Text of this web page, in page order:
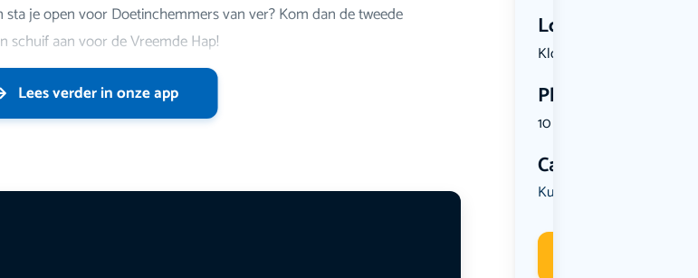
Locatie
Klootsemas...
Plekken
10 plekken beschikbaar
Categorie
Kunst & Cultuur
je open voor Doetinchemmers van ver? Kom dan de tweede
schuif aan voor de Vreemde Hap!
Lees verder in onze app